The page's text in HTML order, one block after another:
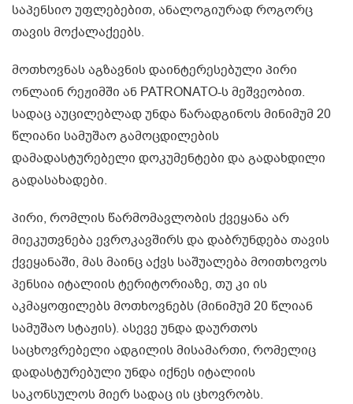
საპენსიო უფლებებით, ანალოგიურად როგორც
თავის მოქალაქეებს.
მოთხოვნას აგზავნის დაინტერესებული პირი
ონლაინ რეჟიმში ან PATRONATO-ს მეშვეობით.
სადაც აუცილებლად უნდა წარადგინოს მინიმუმ 20
წლიანი სამუშაო გამოცდილების
დამადასტურებელი დოკუმენტები და გადახდილი
გადასახადები.
პირი, რომლის წარმომავლობის ქვეყანა არ
მიეკუთვნება ევროკავშირს და დაბრუნდება თავის
ქვეყანაში, მას მაინც აქვს საშუალება მოითხოვოს
პენსია იტალიის ტერიტორიაზე, თუ კი ის
აკმაყოფილებს მოთხოვნებს (მინიმუმ 20 წლიან
სამუშაო სტაჟის). ასევე უნდა დაურთოს
საცხოვრებელი ადგილის მისამართი, რომელიც
დადასტურებული უნდა იქნეს იტალიის
საკონსულოს მიერ სადაც ის ცხოვრობს.